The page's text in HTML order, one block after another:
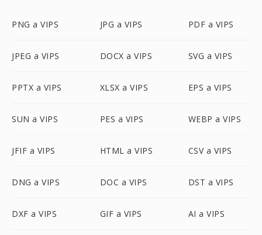
PNG a VIPS JPG a VIPS PDF a VIPS
JPEG a VIPS DOCX a VIPS SVG a VIPS
PPTX a VIPS XLSX a VIPS EPS a VIPS
SUN a VIPS PES a VIPS WEBP a VIPS
JFIF a VIPS HTML a VIPS CSV a VIPS
DNG a VIPS DOC a VIPS DST a VIPS
DXF a VIPS GIF a VIPS AI a VIPS